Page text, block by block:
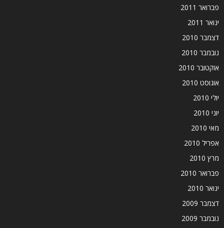
פברואר 2011
ינואר 2011
דצמבר 2010
נובמבר 2010
אוקטובר 2010
אוגוסט 2010
יולי 2010
יוני 2010
מאי 2010
אפריל 2010
מרץ 2010
פברואר 2010
ינואר 2010
דצמבר 2009
נובמבר 2009